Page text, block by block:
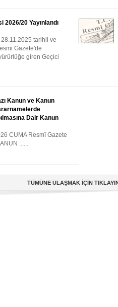
2026/20 Yayınlandı
tarihli ve
Gazete'de
giren Geçici
Kanun ve Kanun
Dair Kanun
CUMA Resmî Gazete
......
TÜMÜNE ULAŞMAK İÇİN